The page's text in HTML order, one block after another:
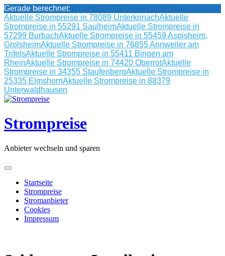
Gerade berechnet:
Aktuelle Strompreise in 78089 UnterkirnachAktuelle
Strompreise in 55291 SaulheimAktuelle Strompreise in
57299 BurbachAktuelle Strompreise in 55459 Aspisheim,
GrolsheimAktuelle Strompreise in 76855 Annweiler am
TrifelsAktuelle Strompreise in 55411 Bingen am
RheinAktuelle Strompreise in 74420 OberrotAktuelle
Strompreise in 34355 StaufenbergAktuelle Strompreise in
25335 ElmshornAktuelle Strompreise in 88379
Unterwaldhausen
Skip
content
Strompreise
Anbieter wechseln und sparen
Startseite
Strompreise
Stromanbieter
Cookies
Impressum